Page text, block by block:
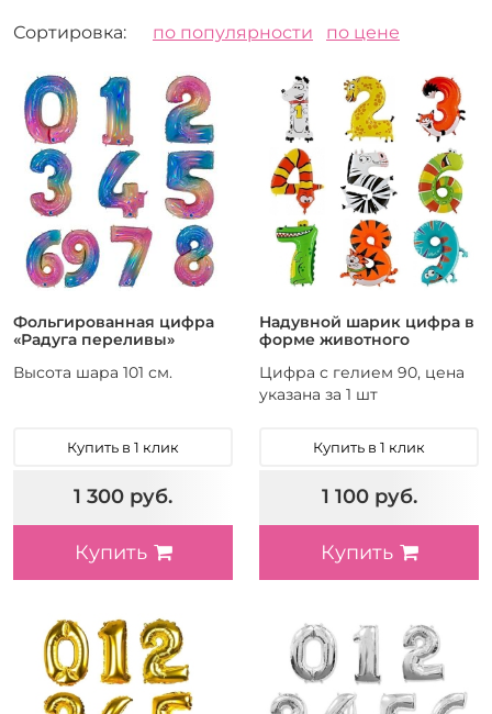
Сортировка: по популярности по цене
Фольгированная цифра
«Радуга переливы»
Высота шара 101 см.
Купить в 1 клик
1 300 руб.
Купить
Надувной шарик цифра в
форме животного
Цифра с гелием 90, цена
указана за 1 шт
Купить в 1 клик
1 100 руб.
Купить